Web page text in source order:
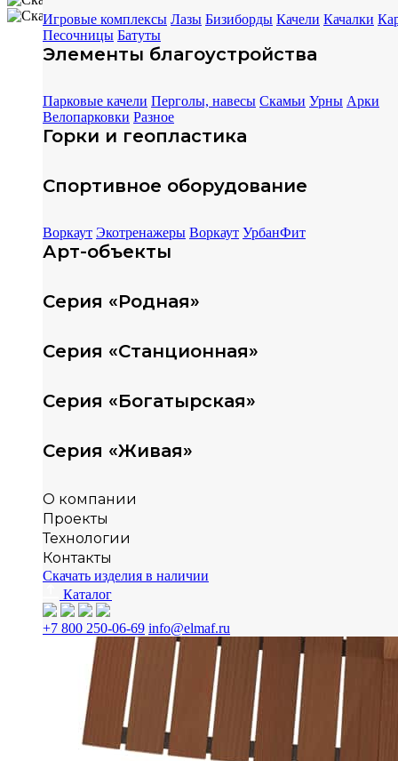
Игровые комплексы Лазы Бизиборды Качели Качалки
Песочницы Батуты
Элементы благоустройства
Парковые качели Перголы, навесы Скамьи Урны Арки
Велопарковки Разное
Горки и геопластика
Спортивное оборудование
Воркаут Экотренажеры Воркаут УрбанФит
Арт-объекты
Серия «Родная»
Серия «Станционная»
Серия «Богатырская»
Серия «Живая»
О компании
Проекты
Технологии
Контакты
Скачать изделия в наличии
Каталог
+7 800 250-06-69 info@elmaf.ru